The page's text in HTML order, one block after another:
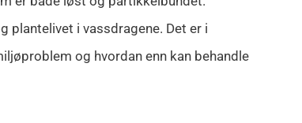
plantelivet i vassdragene. Det er i
og hvordan enn kan behandle